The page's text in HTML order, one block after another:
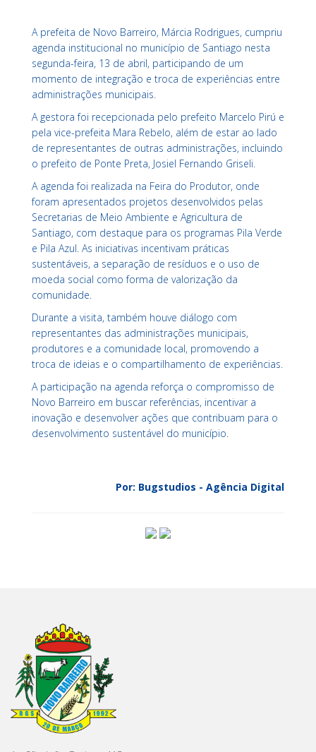
A prefeita de Novo Barreiro, Márcia Rodrigues, cumpriu
agenda institucional no município de Santiago nesta
segunda-feira, 13 de abril, participando de um
momento de integração e troca de experiências entre
administrações municipais.
A gestora foi recepcionada pelo prefeito Marcelo Pirú e
pela vice-prefeita Mara Rebelo, além de estar ao lado
de representantes de outras administrações, incluindo
o prefeito de Ponte Preta, Josiel Fernando Griseli.
A agenda foi realizada na Feira do Produtor, onde
foram apresentados projetos desenvolvidos pelas
Secretarias de Meio Ambiente e Agricultura de
Santiago, com destaque para os programas Pila Verde
e Pila Azul. As iniciativas incentivam práticas
sustentáveis, a separação de resíduos e o uso de
moeda social como forma de valorização da
comunidade.
Durante a visita, também houve diálogo com
representantes das administrações municipais,
produtores e a comunidade local, promovendo a
troca de ideias e o compartilhamento de experiências.
A participação na agenda reforça o compromisso de
Novo Barreiro em buscar referências, incentivar a
inovação e desenvolver ações que contribuam para o
desenvolvimento sustentável do município.
Por: Bugstudios - Agência Digital